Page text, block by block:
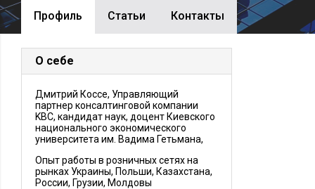
Профиль Cтатьи Контакты
О себе
Дмитрий Коссе, Управляющий
партнер консалтинговой компании
KBC, кандидат наук, доцент Киевского
национального экономического
университета им. Вадима Гетьмана,
Опыт работы в розничных сетях на
рынках Украины, Польши, Казахстана,
России, Грузии, Молдовы